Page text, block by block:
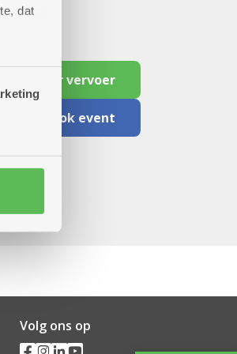
dat
Reserveer vervoer
Facebook event
Volg ons op